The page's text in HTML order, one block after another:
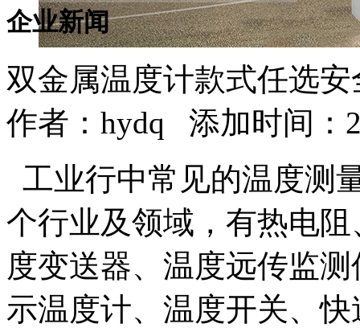
企业新闻
双金属温度计款式任选安
作者： hydq 添加时间：
工业行中常见的温度测
个行业及领域，有热电
度变送器、温度远传监
示温度计、温度开关、